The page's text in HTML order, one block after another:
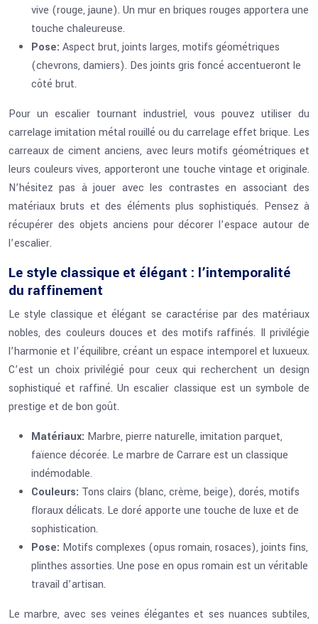
vive (rouge, jaune). Un mur en briques rouges apportera une
touche chaleureuse.
Pose: Aspect brut, joints larges, motifs géométriques
(chevrons, damiers). Des joints gris foncé accentueront le
côté brut.
Pour un escalier tournant industriel, vous pouvez utiliser du
carrelage imitation métal rouillé ou du carrelage effet brique. Les
carreaux de ciment anciens, avec leurs motifs géométriques et
leurs couleurs vives, apporteront une touche vintage et originale.
N’hésitez pas à jouer avec les contrastes en associant des
matériaux bruts et des éléments plus sophistiqués. Pensez à
récupérer des objets anciens pour décorer l’espace autour de
l’escalier.
Le style classique et élégant : l’intemporalité
du raffinement
Le style classique et élégant se caractérise par des matériaux
nobles, des couleurs douces et des motifs raffinés. Il privilégie
l’harmonie et l’équilibre, créant un espace intemporel et luxueux.
C’est un choix privilégié pour ceux qui recherchent un design
sophistiqué et raffiné. Un escalier classique est un symbole de
prestige et de bon goût.
Matériaux: Marbre, pierre naturelle, imitation parquet,
faïence décorée. Le marbre de Carrare est un classique
indémodable.
Couleurs: Tons clairs (blanc, crème, beige), dorés, motifs
floraux délicats. Le doré apporte une touche de luxe et de
sophistication.
Pose: Motifs complexes (opus romain, rosaces), joints fins,
plinthes assorties. Une pose en opus romain est un véritable
travail d’artisan.
Le marbre, avec ses veines élégantes et ses nuances subtiles,